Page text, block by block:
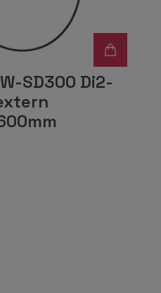
SD300 Di2-